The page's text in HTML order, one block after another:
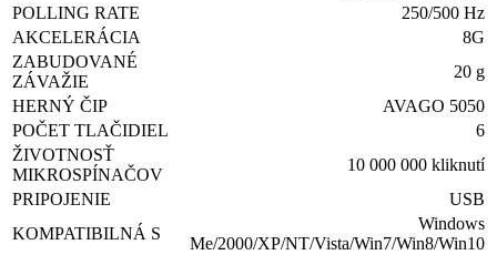
POLLING RATE
250/500 Hz
AKCELERÁCIA
8G
ZABUDOVANÉ
ZÁVAŽIE
20 g
HERNÝ ČIP
AVAGO 5050
POČET TLAČIDIEL
6
ŽIVOTNOSŤ
MIKROSPÍNAČOV
10 000 000 kliknutí
PRIPOJENIE
USB
KOMPATIBILNÁ S
Windows
Me/2000/XP/NT/Vista/Win7/Win8/Win10